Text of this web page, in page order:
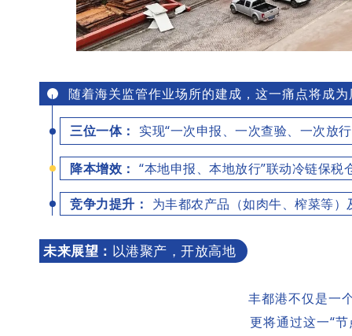
随着海关监管作业场所的建成， 这一痛点将成
三位一体： 实现“一次申报、一次查验、一次放
降本增效： “本地申报、本地放行”联动冷链保
竞争力提升： 为丰都农产品（如肉牛、榨菜等
未来展望： 以港聚产，开放高地
丰都港不仅是一
更将通过这一“